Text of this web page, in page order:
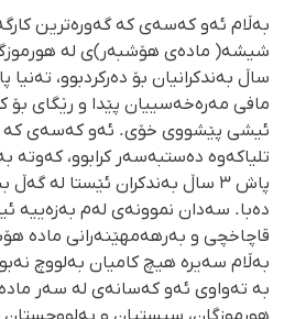
بەڵام ئەو کەسەی کە گەورەترین
ساڵ بەندکرانیان بۆ دەرکردبوو،
مافی مەرەخەسییان پێدا و رێگای بۆ
تلیاکەوە دەستبەسەر کرابوو، کەوتە
پاش ٣ ساڵ بەندکران ئێستا لە
دەبا. سەدان نموونەی لەم بەزەییە
قاچاخچی و بەرهەمهێنەرانی مادە
بەڵام سەیرە هیچ کامیان بەلووچ
بە تەواوی ئەو کەسانەی لە سەر